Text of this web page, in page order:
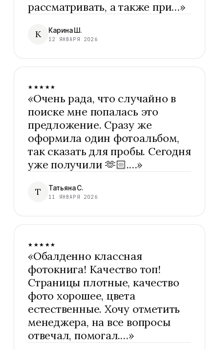
рассматривать, а также при…»
К Карина Ш.
12 ЯНВАРЯ 2026
★★★★★
«Очень рада, что случайно в
поиске мне попалась это
предложение. Сразу же
оформила один фотоальбом,
так сказать для пробы. Сегодня
уже получили 🫶🏻.…»
Т Татьяна С.
11 ЯНВАРЯ 2026
★★★★★
«Обалденно классная
фотокнига! Качество топ!
Страницы плотные, качество
фото хорошее, цвета
естественные. Хочу отметить
менеджера, на все вопросы
отвечал, помогал.…»